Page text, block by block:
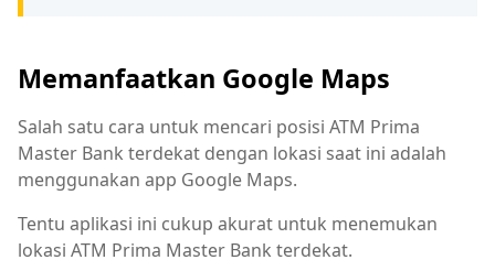
Memanfaatkan Google Maps
Salah satu cara untuk mencari posisi ATM Prima
Master Bank terdekat dengan lokasi saat ini adalah
menggunakan app Google Maps.
Tentu aplikasi ini cukup akurat untuk menemukan
lokasi ATM Prima Master Bank terdekat.